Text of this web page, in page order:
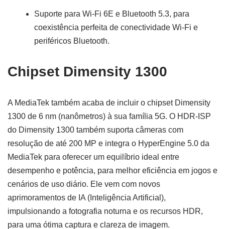
Suporte para Wi-Fi 6E e Bluetooth 5.3, para
coexistência perfeita de conectividade Wi-Fi e
periféricos Bluetooth.
Chipset Dimensity 1300
A MediaTek também acaba de incluir o chipset Dimensity
1300 de 6 nm (nanômetros) à sua família 5G. O HDR-ISP
do Dimensity 1300 também suporta câmeras com
resolução de até 200 MP e integra o HyperEngine 5.0 da
MediaTek para oferecer um equilíbrio ideal entre
desempenho e potência, para melhor eficiência em jogos e
cenários de uso diário. Ele vem com novos
aprimoramentos de IA (Inteligência Artificial),
impulsionando a fotografia noturna e os recursos HDR,
para uma ótima captura e clareza de imagem.